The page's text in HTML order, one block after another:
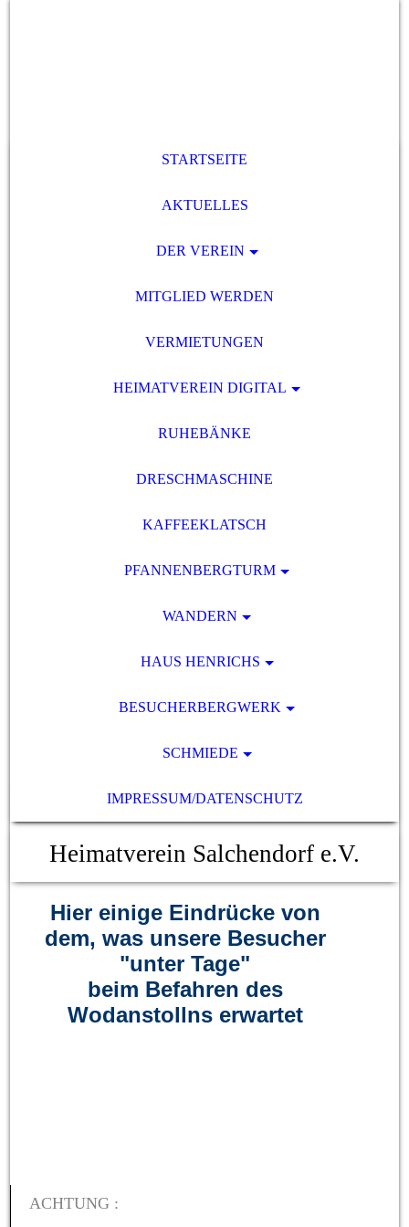
STARTSEITE
AKTUELLES
DER VEREIN
MITGLIED WERDEN
VERMIETUNGEN
HEIMATVEREIN DIGITAL
RUHEBÄNKE
DRESCHMASCHINE
KAFFEEKLATSCH
PFANNENBERGTURM
WANDERN
HAUS HENRICHS
BESUCHERBERGWERK
SCHMIEDE
IMPRESSUM/DATENSCHUTZ
Heimatverein Salchendorf e.V.
Hier einige Eindrücke von
dem, was unsere Besucher
"unter Tage"
beim Befahren des
Wodanstollns erwartet
ACHTUNG :